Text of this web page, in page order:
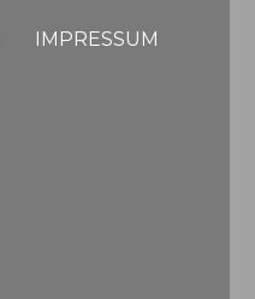
IMPRESSUM